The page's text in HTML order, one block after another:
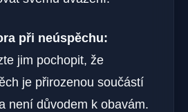
při neúspěchu:
jim pochopit, že
je přirozenou součástí
není důvodem k obavám.